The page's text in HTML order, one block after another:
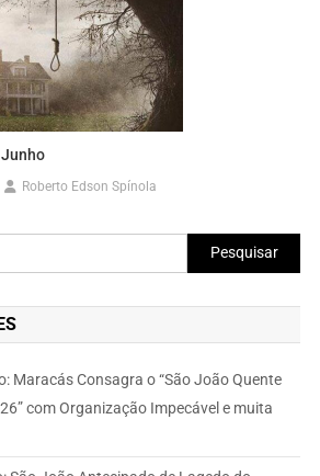
Roberto Edson Spínola
Pesquisar
por:
Maracás Consagra o “São João Quente
com Organização Impecável e muita